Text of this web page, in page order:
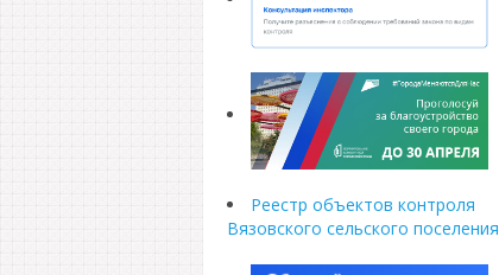
Реестр объектов контроля
Вязовского сельского поселения